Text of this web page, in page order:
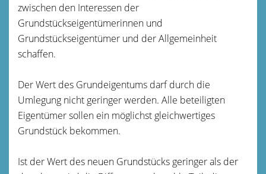
zwischen den Interessen der
Grundstückseigentümerinnen und
Grundstückseigentümer und der Allgemeinheit
schaffen.
Der Wert des Grundeigentums darf durch die
Umlegung nicht geringer werden. Alle beteiligten
Eigentümer sollen ein möglichst gleichwertiges
Grundstück bekommen.
Ist der Wert des neuen Grundstücks geringer als der